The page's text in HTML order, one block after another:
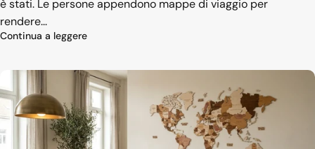
è stati. Le persone appendono mappe di viaggio per
rendere...
Continua a leggeresu Perché chi ama viaggiare appende mappe (e